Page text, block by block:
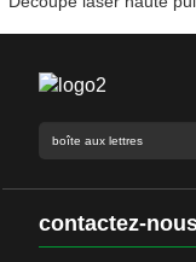
contactez-